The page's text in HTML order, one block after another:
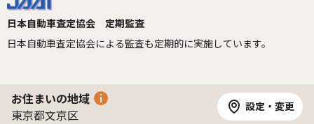
日本自動車査定協会 定期監査
日本自動車査定協会による監査も定期的に実施しています。
お住まいの地域
東京都文京区
設定・変更